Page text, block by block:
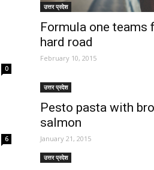
0
उत्तर प्रदेश
Formula one teams
hard road
February 10, 2015
6
उत्तर प्रदेश
Pesto pasta with
salmon
January 21, 2015
उत्तर प्रदेश